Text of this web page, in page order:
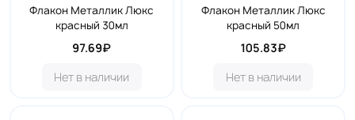
Флакон Металлик Люкс
красный 30мл
97.69₽
Нет в наличии
Флакон Металлик Люкс
красный 50мл
105.83₽
Нет в наличии